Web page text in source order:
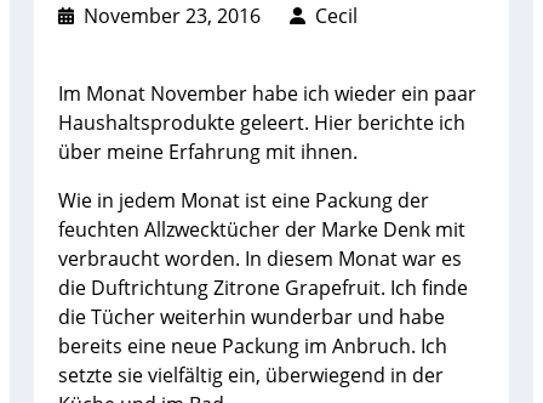
November 23, 2016 Cecil
Im Monat November habe ich wieder ein paar
Haushaltsprodukte geleert. Hier berichte ich
über meine Erfahrung mit ihnen.
Wie in jedem Monat ist eine Packung der
feuchten Allzwecktücher der Marke Denk mit
verbraucht worden. In diesem Monat war es
die Duftrichtung Zitrone Grapefruit. Ich finde
die Tücher weiterhin wunderbar und habe
bereits eine neue Packung im Anbruch. Ich
setzte sie vielfältig ein, überwiegend in der